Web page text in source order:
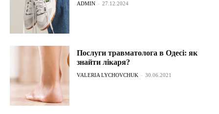
ADMIN - 27.12.2024
Послуги травматолога в Одесі: як
знайти лікаря?
VALERIA LYCHOVCHUK - 30.06.2021